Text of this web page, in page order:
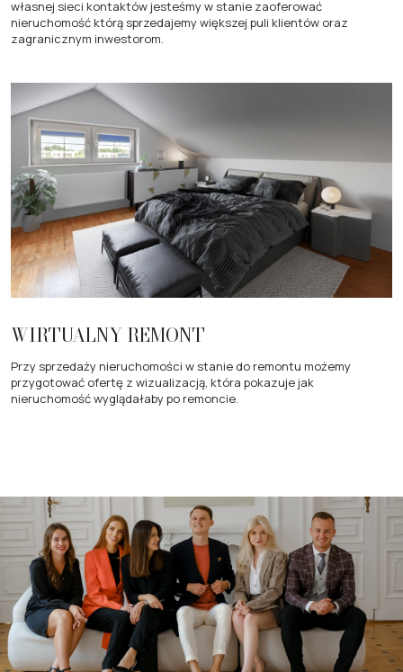
własnej sieci kontaktów jesteśmy w stanie zaoferować
nieruchomość którą sprzedajemy większej puli klientów oraz
zagranicznym inwestorom.
WIRTUALNY REMONT
Przy sprzedaży nieruchomości w stanie do remontu możemy
przygotować ofertę z wizualizacją, która pokazuje jak
nieruchomość wyglądałaby po remoncie.